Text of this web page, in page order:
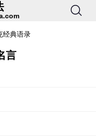
经典语录
言